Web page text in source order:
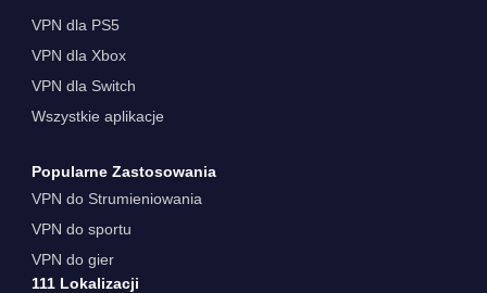
VPN dla PS5
VPN dla Xbox
VPN dla Switch
Wszystkie aplikacje
Popularne Zastosowania
VPN do Strumieniowania
VPN do sportu
VPN do gier
111 Lokalizacji